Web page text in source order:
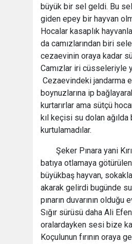
büyük bir sel geldi. Bu
giden epey bir hayvan
Hocalar kasaplık
da camızlarından biri sele
cezaevinin oraya kadar
Camızlar iri cüsseleriyle
Cezaevindeki jandarma
boynuzlarına ip
kurtarırlar ama sütçü
kıl keçisi su dolan ağılda
kurtulamadılar.
Şeker Pınara yani
batıya otlamaya
büyükbaş hayvan,
akarak gelirdi bugünde
pınarın duvarının olduğu
Sığır sürüsü daha Ali
oralardayken sesi bize
Koçulunun fırının oraya